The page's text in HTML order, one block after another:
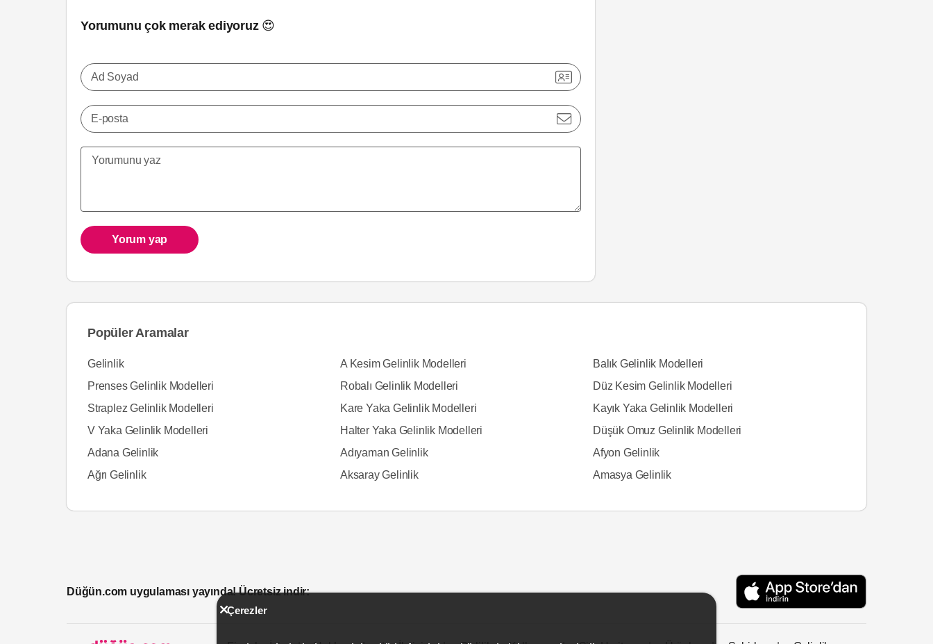
Yorumunu çok merak ediyoruz 😍
Ad Soyad
E-posta
Yorum yap
Popüler Aramalar
Gelinlik A Kesim Gelinlik Modelleri
Balık Gelinlik Modelleri
Prenses Gelinlik Modelleri
Robalı Gelinlik Modelleri
Düz Kesim Gelinlik Modelleri
Straplez Gelinlik Modelleri
Kare Yaka Gelinlik Modelleri
Kayık Yaka Gelinlik Modelleri
V Yaka Gelinlik Modelleri
Halter Yaka Gelinlik Modelleri
Düşük Omuz Gelinlik Modelleri
Adana Gelinlik
Adıyaman Gelinlik
Afyon Gelinlik
Ağrı Gelinlik
Aksaray Gelinlik Amasya Gelinlik
Düğün.com uygulaması yayında! Ücretsiz indir:
Çerezler